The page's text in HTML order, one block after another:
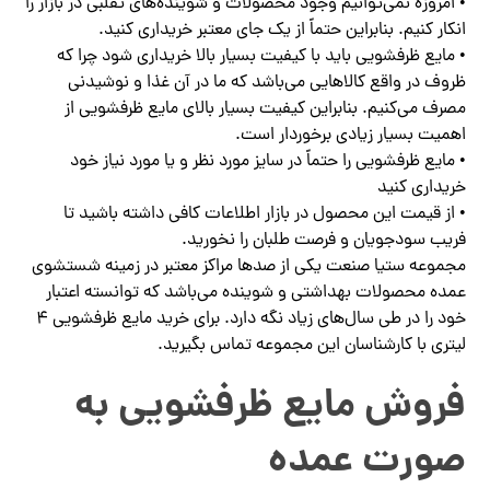
انکار کنیم. بنابراین حتماً از یک جای معتبر خریداری کنید.
• مایع ظرفشویی باید با کیفیت بسیار بالا خریداری شود چرا که
ظروف در واقع کالاهایی می‌باشد که ما در آن غذا و نوشیدنی
مصرف می‌کنیم. بنابراین کیفیت بسیار بالای مایع ظرفشویی از
اهمیت بسیار زیادی برخوردار است.
• مایع ظرفشویی را حتماً در سایز مورد نظر و یا مورد نیاز خود
خریداری کنید‌
• از قیمت این محصول در بازار اطلاعات کافی داشته باشید تا
فریب سودجویان و فرصت طلبان را نخورید‌.
مجموعه ستیا صنعت یکی از صدها مراکز معتبر در زمینه شستشوی
عمده محصولات بهداشتی و شوینده می‌باشد که توانسته اعتبار
خود را در طی سال‌های زیاد نگه دارد. برای خرید مایع ظرفشویی ۴
لیتری با کارشناسان این مجموعه تماس بگیرید.
فروش مایع ظرفشویی به
صورت عمده